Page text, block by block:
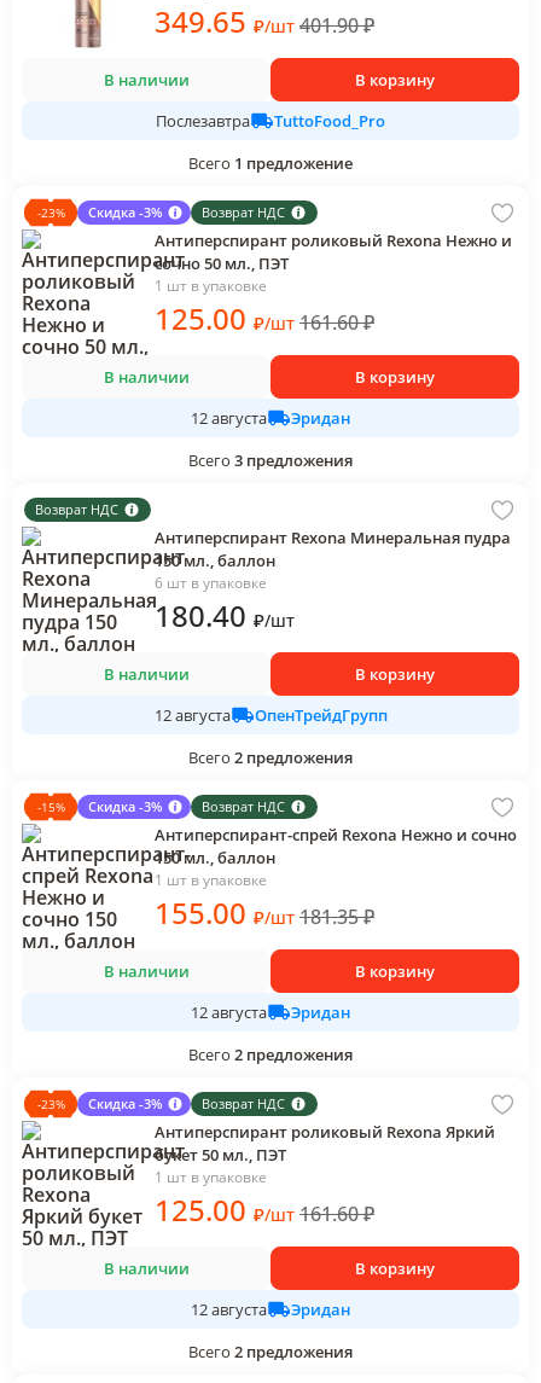
349.65 ₽/шт 401.90₽
В наличии
В корзину
Послезавтра
TuttoFood_Pro
Всего 1 предложение
-23% Скидка -3% Возврат НДС
Антиперспирант роликовый Rexona Нежно и
сочно 50 мл., ПЭТ
1 шт в упаковке
125.00 ₽/шт 161.60₽
В наличии
В корзину
12 августа
Эридан
Всего 3 предложения
Возврат НДС
Антиперспирант Rexona Минеральная пудра
150 мл., баллон
6 шт в упаковке
180.40 ₽/шт
В наличии
В корзину
12 августа
ОпенТрейдГрупп
Всего 2 предложения
-15% Скидка -3% Возврат НДС
Антиперспирант-спрей Rexona Нежно и сочно
150 мл., баллон
1 шт в упаковке
155.00 ₽/шт 181.35₽
В наличии
В корзину
12 августа
Эридан
Всего 2 предложения
-23% Скидка -3% Возврат НДС
Антиперспирант роликовый Rexona Яркий
букет 50 мл., ПЭТ
1 шт в упаковке
125.00 ₽/шт 161.60₽
В наличии
В корзину
12 августа
Эридан
Всего 2 предложения